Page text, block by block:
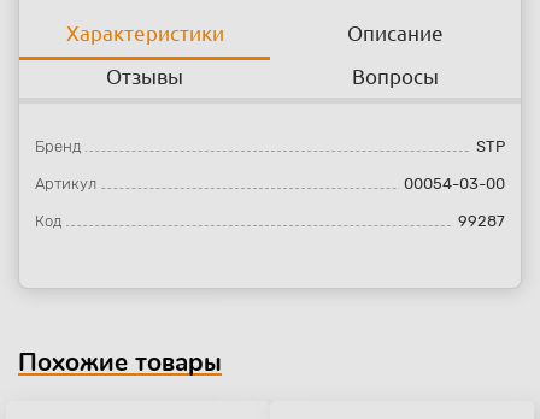
Характеристики
Описание
Отзывы
Вопросы
Бренд STP
Артикул 00054-03-00
Код 99287
Похожие товары